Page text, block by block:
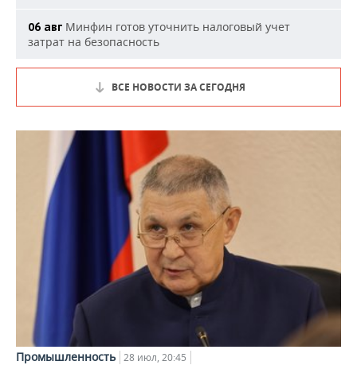
06 авг Минфин готов уточнить налоговый учет
затрат на безопасность
ВСЕ НОВОСТИ ЗА СЕГОДНЯ
Промышленность 28 июл, 20:45